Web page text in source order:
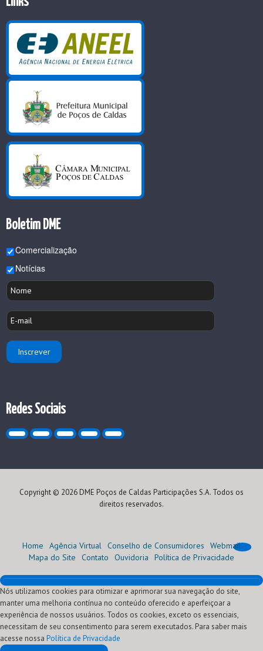
Boletim DME
Comercialização
Notícias
Redes Sociais
Copyright © 2026 DME Poços de Caldas Participações S.A. Todos os
direitos reservados.
Home Agência Virtual Conselho de Consumidores
Webmail
Mapa do Site
Contato Ouvidoria Política de Privacidade
Home
Institucional
Quem Somos
Nossa História
Visão, Missão e Valores
Atendimento
Agência Virtual (Serviços)
Segunda via
Conheça sua conta
Oportunidades
Programa de Estágio
Comercialização
Nós utilizamos cookies para otimizar e aprimorar sua navegação do site,
manter uma melhoria contínua no conteúdo oferecido e aperfeiçoar a
experiência de nossos usuários. Todos os cookies, exceto os essenciais,
necessitam de seu consentimento para serem executados. Para saber mais
acesse nossa Política de Privacidade